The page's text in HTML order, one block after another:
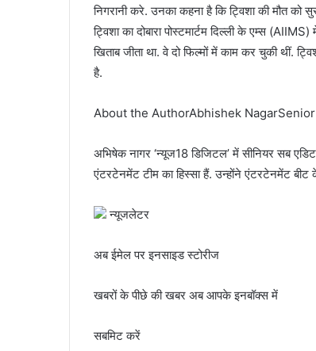
निगरानी करे. उनका कहना है कि ट्विशा की मौत को
ट्विशा का दोबारा पोस्टमार्टम दिल्ली के एम्स
खिताब जीता था. वे दो फिल्मों में काम कर चुकी थीं.
है.
About the AuthorAbhishek
अभिषेक नागर ‘न्यूज18 डिजिटल’ में सीनियर सब
एंटरटेनमेंट टीम का हिस्सा हैं. उन्होंने एंटरटेनमेंट
न्यूजलेटर
अब ईमेल पर इनसाइड स्‍टोर‍ीज
खबरों के पीछे की खबर अब आपके इनबॉक्‍स में
सबमिट करें